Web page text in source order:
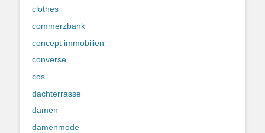
clothes
commerzbank
concept immobilien
converse
cos
dachterrasse
damen
damenmode